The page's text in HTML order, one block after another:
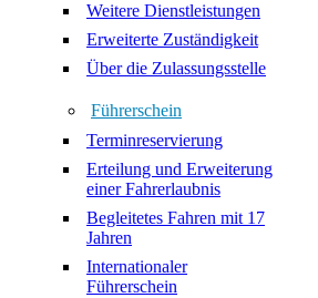
Weitere Dienstleistungen
Erweiterte Zuständigkeit
Über die Zulassungsstelle
Führerschein
Terminreservierung
Erteilung und Erweiterung
einer Fahrerlaubnis
Begleitetes Fahren mit 17
Jahren
Internationaler
Führerschein